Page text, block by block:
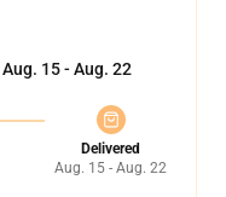
Aug. 15 - Aug. 22
Delivered
Aug. 15 - Aug. 22